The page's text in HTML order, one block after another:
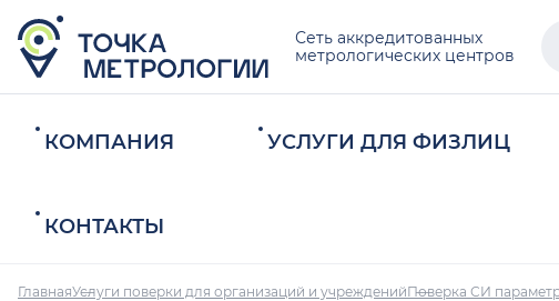
Сеть аккредитованных
метрологических центров
КОМПАНИЯ УСЛУГИ ДЛЯ ФИЗЛИЦ
КОНТАКТЫ
ГлавнаяУслуги поверки для организаций и учрежденийПоверка СИ